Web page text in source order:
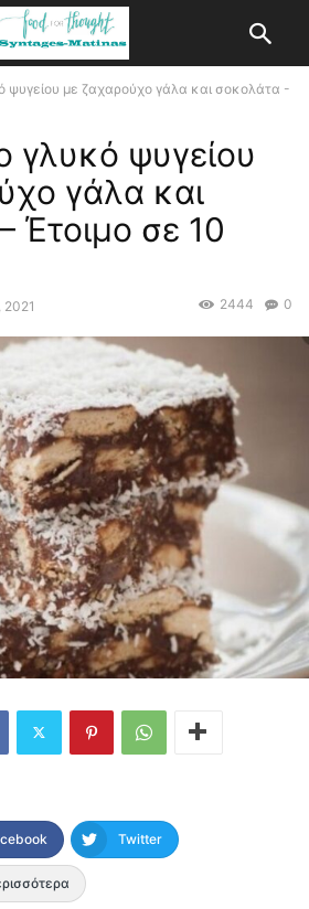
ψυγείου με ζαχαρούχο γάλα και σοκολάτα -
γλυκό ψυγείου
γάλα και
Έτοιμο σε 10
2021 0
2444
Twitter